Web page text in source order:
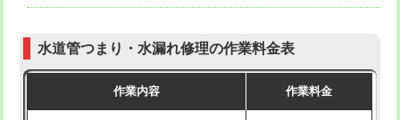
モルタル補修（厚さ10㎝超え） 38,500円
式）)
式・ワンホール）)
水道管つまり・水漏れ修理の作業料金表
作業内容 作業料金